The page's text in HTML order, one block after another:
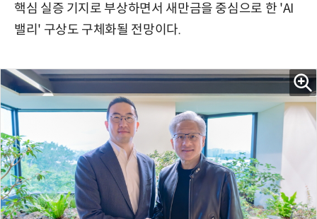
핵심 실증 기지로 부상하면서 새만금을 중심으로 한 'AI
밸리' 구상도 구체화될 전망이다.